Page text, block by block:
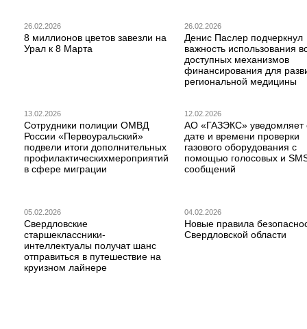
26.02.2026
8 миллионов цветов завезли на
Урал к 8 Марта
26.02.2026
Денис Паслер подчеркнул
важность использования
доступных механизмов
финансирования для
региональной медицины
13.02.2026
Сотрудники полиции ОМВД
России «Первоуральский»
подвели итоги дополнительных
профилактическихмероприятий
в сфере миграции
12.02.2026
АО «ГАЗЭКС» уведомляет
дате и времени проверки
газового оборудования с
помощью голосовых и
сообщений
05.02.2026
Свердловские
старшеклассники-
интеллектуалы получат шанс
отправиться в путешествие на
круизном лайнере
04.02.2026
Новые правила
Свердловской области